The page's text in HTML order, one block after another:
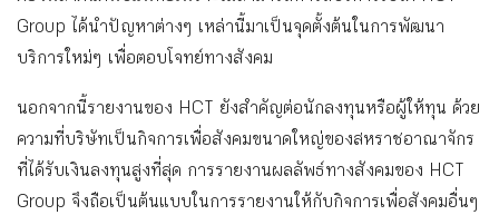
Group ได้นำปัญหาต่างๆ เหล่านี้มาเป็นจุดตั้งต้นในการพัฒนา
บริการใหม่ๆ เพื่อตอบโจทย์ทางสังคม
นอกจากนี้รายงานของ HCT ยังสำคัญต่อนักลงทุนหรือผู้ให้ทุน ด้วย
ความที่บริษัทเป็นกิจการเพื่อสังคมขนาดใหญ่ของสหราชอาณาจักร
ที่ได้รับเงินลงทุนสูงที่สุด การรายงานผลลัพธ์ทางสังคมของ HCT
Group จึงถือเป็นต้นแบบในการรายงานให้กับกิจการเพื่อสังคมอื่นๆ